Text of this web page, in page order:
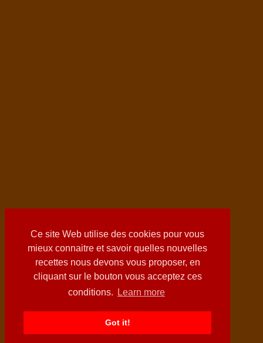
Ce site Web utilise des cookies pour vous
mieux connaitre et savoir quelles nouvelles
recettes nous devons vous proposer, en
cliquant sur le bouton vous acceptez ces
conditions.
Learn more
Got it!